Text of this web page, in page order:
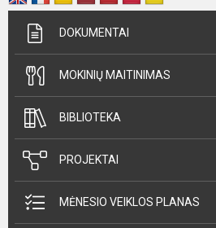
DOKUMENTAI
MOKINIŲ MAITINIMAS
BIBLIOTEKA
PROJEKTAI
MĖNESIO VEIKLOS PLANAS